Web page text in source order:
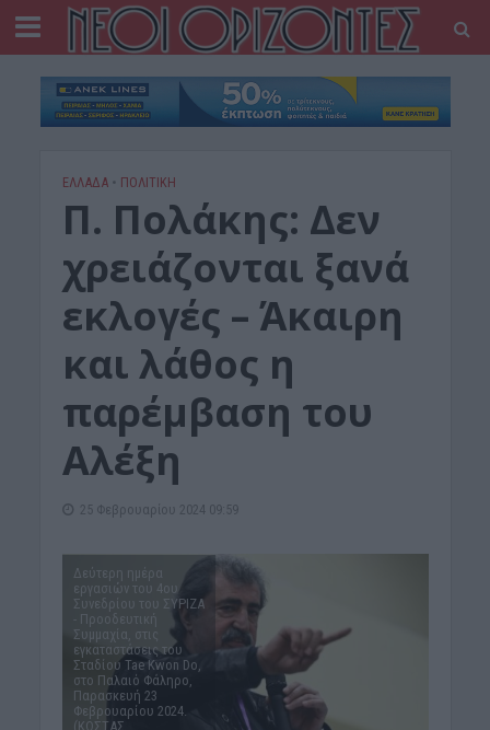
ΕΛΛΑΔΑ • ΠΟΛΙΤΙΚΗ
Π. Πολάκης: Δεν
χρειάζονται ξανά
εκλογές – Άκαιρη
και λάθος η
παρέμβαση του
Αλέξη
25 Φεβρουαρίου 2024 09:59
Δεύτερη ημέρα
εργασιών του 4ου
Συνεδρίου του ΣΥΡΙΖΑ
- Προοδευτική
Συμμαχία, στις
εγκαταστάσεις του
Σταδίου Tae Kwon Do,
στο Παλαιό Φάληρο,
Παρασκευή 23
Φεβρουαρίου 2024.
(ΚΩΣΤΑΣ